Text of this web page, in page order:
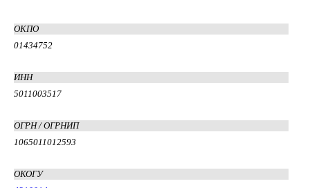
ОКПО
01434752
ИНН
5011003517
ОГРН / ОГРНИП
1065011012593
ОКОГУ